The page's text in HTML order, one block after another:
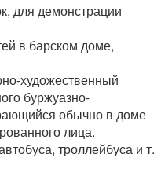
для демонстрации
в барском доме,
художественный
буржуазно-
обычно в доме
лица.
троллейбуса и т.